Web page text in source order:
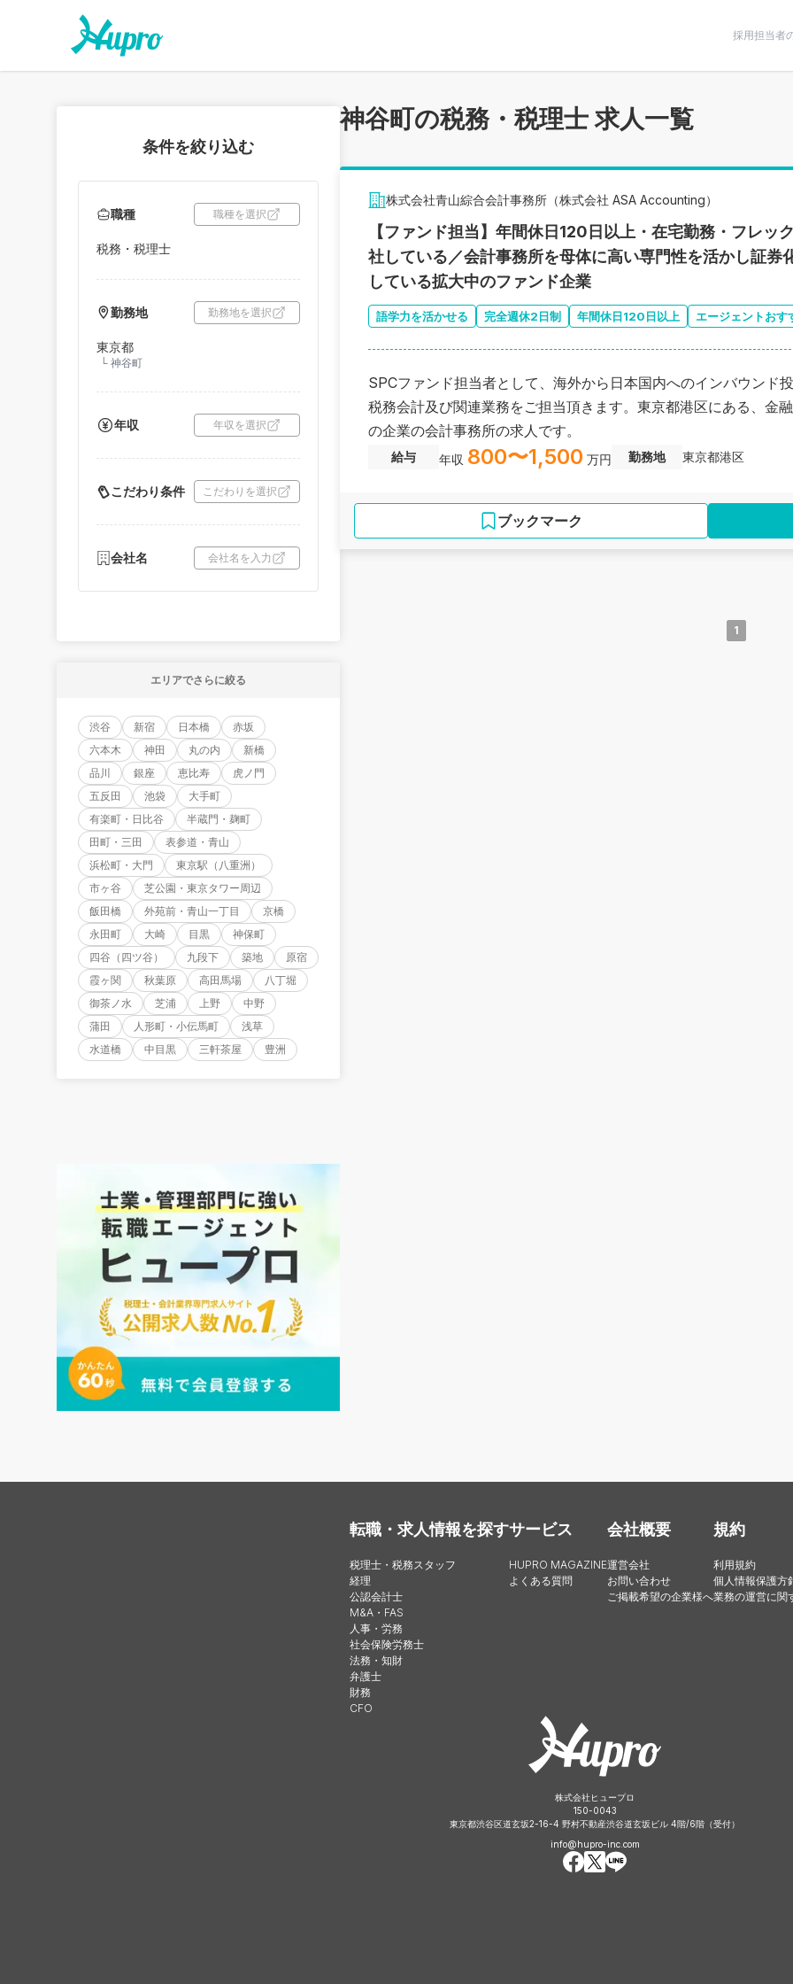
採用担当者
条件を絞り込む
職種 職種を選択
税務・税理士
勤務地 勤務地を選択
東京都
└ 神谷町
年収 年収を選択
こだわり条件 こだわりを選択
会社名 会社名を入力
エリアでさらに絞る
渋谷 新宿 日本橋
赤坂
六本木
神田 丸の内
新橋
品川
銀座 恵比寿
虎ノ門
五反田
池袋
大手町
有楽町・日比谷
半蔵門・麹町
田町・三田
表参道・青山
浜松町・大門
東京駅（八重洲）
市ヶ谷
芝公園・東京タワー周辺
飯田橋
外苑前・青山一丁目
京橋
永田町
大崎 目黒
神保町
四谷（四ツ谷）
九段下 築地
原宿
霞ヶ関
秋葉原 高田馬場
八丁堀
御茶ノ水
芝浦 上野
中野
蒲田
人形町・小伝馬町
浅草
水道橋
中目黒 三軒茶屋 豊洲
神谷町の税務・税理士 求人一覧
株式会社青山綜合会計事務所（株式会社 ASA Accounting）
【ファンド担当】年間休日120日以上・在宅勤務・フレッ
社している／会計事務所を母体に高い専門性を活かし証券
している拡大中のファンド企業
語学力を活かせる 完全週休2日制 年間休日120日以上 エージェントおす
SPCファンド担当者として、海外から日本国内へのインバウンド
税務会計及び関連業務をご担当頂きます。東京都港区にある、金
の企業の会計事務所の求人です。
給与 年収 800〜1,500 万円 勤務地 東京都港区
ブックマーク
1
転職・求人情報を探す
税理士・税務スタッフ
経理
公認会計士
M&A・FAS
人事・労務
社会保険労務士
法務・知財
弁護士
財務
CFO
サービス
HUPRO MAGAZINE
よくある質問
会社概要
運営会社
お問い合わせ
ご掲載希望の企業様へ
規約
利用規約
個人情報保護方
業務の運営に関
株式会社ヒュープロ
150-0043
東京都渋谷区道玄坂2-16-4 野村不動産渋谷道玄坂ビル 4階/6階（受付）
info@hupro-inc.com